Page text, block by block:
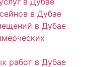
в Дубае
в Дубае
работ в Дубае